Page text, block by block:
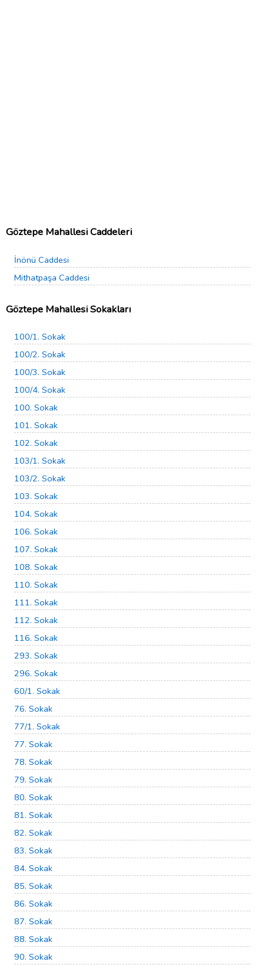
Göztepe Mahallesi Caddeleri
İnönü Caddesi
Mithatpaşa Caddesi
Göztepe Mahallesi Sokakları
100/1. Sokak
100/2. Sokak
100/3. Sokak
100/4. Sokak
100. Sokak
101. Sokak
102. Sokak
103/1. Sokak
103/2. Sokak
103. Sokak
104. Sokak
106. Sokak
107. Sokak
108. Sokak
110. Sokak
111. Sokak
112. Sokak
116. Sokak
293. Sokak
296. Sokak
60/1. Sokak
76. Sokak
77/1. Sokak
77. Sokak
78. Sokak
79. Sokak
80. Sokak
81. Sokak
82. Sokak
83. Sokak
84. Sokak
85. Sokak
86. Sokak
87. Sokak
88. Sokak
90. Sokak